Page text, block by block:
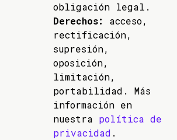
obligación legal.
Derechos:
acceso,
rectificación,
supresión,
oposición,
limitación,
portabilidad. Más
información en
nuestra política de
privacidad .